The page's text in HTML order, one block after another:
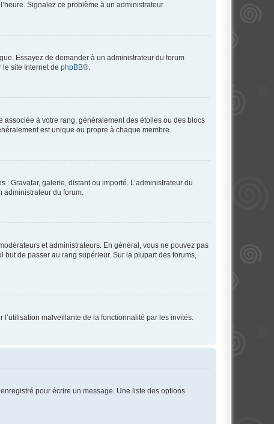
Signalez ce problème à un administrateur.
Essayez de demander à un administrateur du forum
le site Internet de phpBB®.
associée à votre rang, généralement des étoiles ou des blocs
est unique ou propre à chaque membre.
: Gravatar, galerie, distant ou importé. L’administrateur du
administrateur du forum.
et administrateurs. En général, vous ne pouvez pas
but de passer au rang supérieur. Sur la plupart des forums,
malveillante de la fonctionnalité par les invités.
pour écrire un message. Une liste des options